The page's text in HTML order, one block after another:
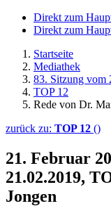
Direkt zum
Direkt zum
Startseite
Mediathek
83. Sitzung vom
TOP 12
Rede von Dr.
zurück zu: TOP 12 ()
21. Februar
21.02.2019,
Jongen